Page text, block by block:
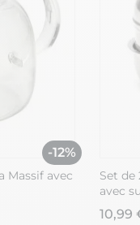
-12%
Massif avec
Set de
avec
10,99